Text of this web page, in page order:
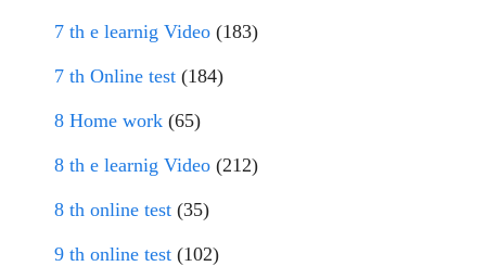
7 th e learnig Video (183)
7 th Online test (184)
8 Home work (65)
8 th e learnig Video (212)
8 th online test (35)
9 th online test (102)